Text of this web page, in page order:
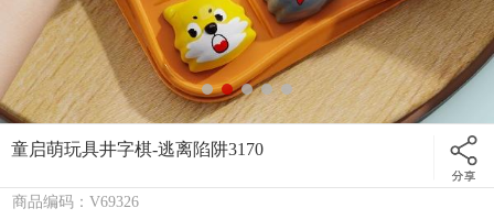
童启萌玩具井字棋-逃离陷阱3170
商品编码：V69326